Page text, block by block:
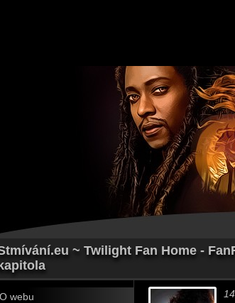
~ Twilight Fan Home -
kapitola
O webu